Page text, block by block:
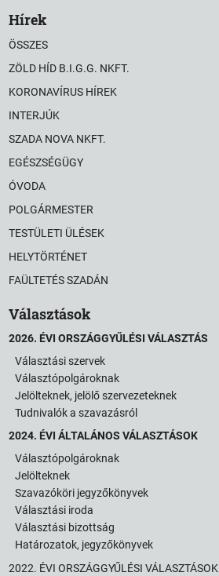
Hírek
ÖSSZES
ZÖLD HÍD B.I.G.G. NKFT.
KORONAVÍRUS HÍREK
INTERJÚK
SZADA NOVA NKFT.
EGÉSZSÉGÜGY
ÓVODA
POLGÁRMESTER
TESTÜLETI ÜLÉSEK
HELYTÖRTÉNET
FAÜLTETÉS SZADÁN
Választások
2026. ÉVI ORSZÁGGYŰLÉSI VÁLASZTÁS
Választási szervek
Választópolgároknak
Jelölteknek, jelölő szervezeteknek
Tudnivalók a szavazásról
2024. ÉVI ÁLTALÁNOS VÁLASZTÁSOK
Választópolgároknak
Jelölteknek
Szavazóköri jegyzőkönyvek
Választási iroda
Választási bizottság
Határozatok, jegyzőkönyvek
2022. ÉVI ORSZÁGGYŰLÉSI VÁLASZTÁSOK